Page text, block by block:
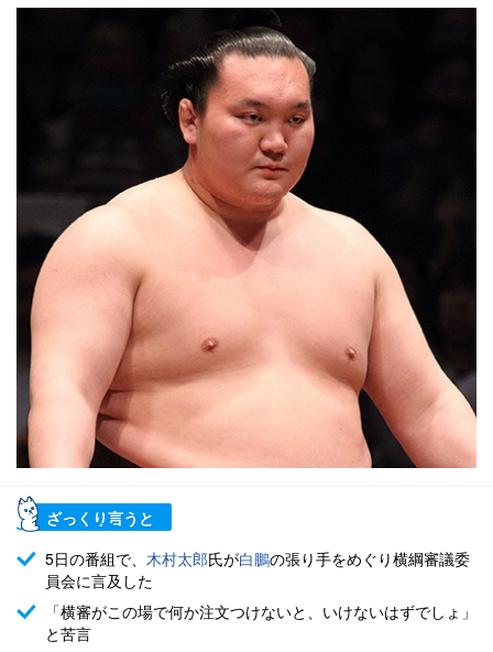
ざっくり言うと
5日の番組で、 木村太郎氏が白鵬の張り手をめぐり横綱審議委
員会に言及した
「横審がこの場で何か注文つけないと、いけないはずでしょ」
と苦言